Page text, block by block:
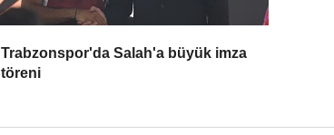
Trabzonspor'da Salah'a büyük imza
töreni